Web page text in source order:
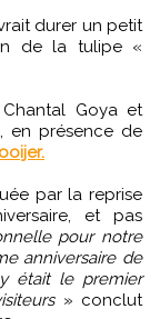
durer un petit
de la tulipe «
Goya et
en présence de
par la reprise
et pas
pour notre
anniversaire de
était le premier
» conclut